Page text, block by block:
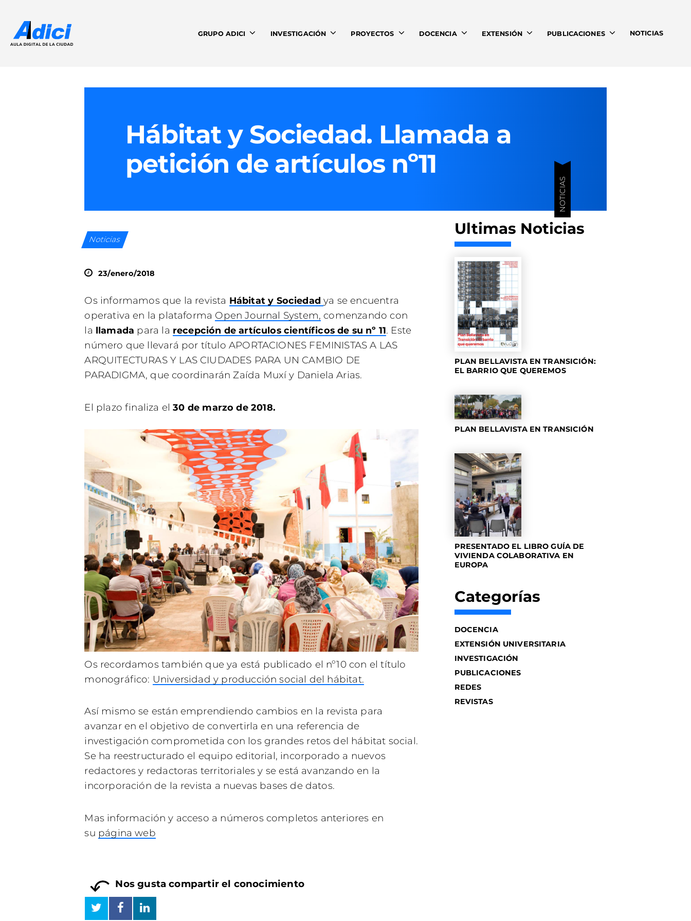
GRUPO ADICI INVESTIGACIÓN PROYECTOS DOCENCIA EXTENSIÓN PUBLICACIONES NOTICIAS
Hábitat y Sociedad. Llamada a
petición de artículos nº11
NOTICIAS
Ultimas Noticias
PLAN BELLAVISTA EN TRANSICIÓN:
EL BARRIO QUE QUEREMOS
PLAN BELLAVISTA EN TRANSICIÓN
PRESENTADO EL LIBRO GUÍA DE
VIVIENDA COLABORATIVA EN
EUROPA
Categorías
DOCENCIA
EXTENSIÓN UNIVERSITARIA
INVESTIGACIÓN
PUBLICACIONES
REDES
REVISTAS
Noticias
23/enero/2018
Os informamos que la revista Hábitat y Sociedad ya se encuentra
operativa en la plataforma Open Journal System, comenzando con
la llamada para la recepción de artículos científicos de su nº 11. Este
número que llevará por título APORTACIONES FEMINISTAS A LAS
ARQUITECTURAS Y LAS CIUDADES PARA UN CAMBIO DE
PARADIGMA, que coordinarán Zaída Muxí y Daniela Arias.
El plazo finaliza el30 de marzo de 2018.
Os recordamos también que ya está publicado el nº10 con el título
monográfico: Universidad y producción social del hábitat.
Así mismo se están emprendiendo cambios en la revista para
avanzar en el objetivo de convertirla en una referencia de
investigación comprometida con los grandes retos del hábitat social.
Se ha reestructurado el equipo editorial, incorporado a nuevos
redactores y redactoras territoriales y se está avanzando en la
incorporación de la revista a nuevas bases de datos.
Mas información y acceso a números completos anteriores en
su página web
Nos gusta compartir el conocimiento